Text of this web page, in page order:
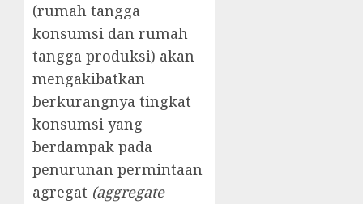
(rumah tangga
konsumsi dan rumah
tangga produksi) akan
mengakibatkan
berkurangnya tingkat
konsumsi yang
berdampak pada
penurunan permintaan
agregat (aggregate